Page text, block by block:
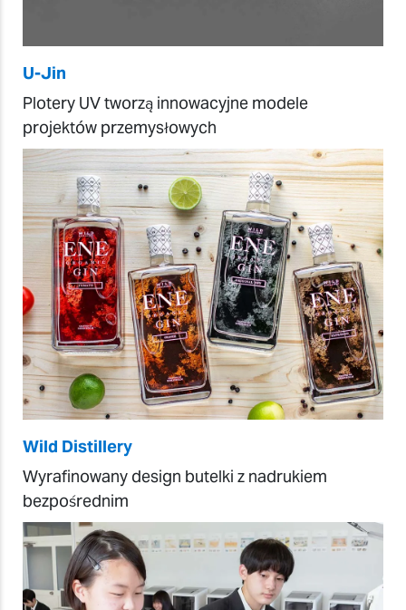
U-Jin
Plotery UV tworzą innowacyjne modele
projektów przemysłowych
Wild Distillery
Wyrafinowany design butelki z nadrukiem
bezpośrednim